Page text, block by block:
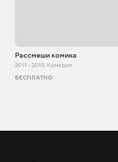
Рассмеши комика
2011 - 2018, Комедии
БЕСПЛАТНО